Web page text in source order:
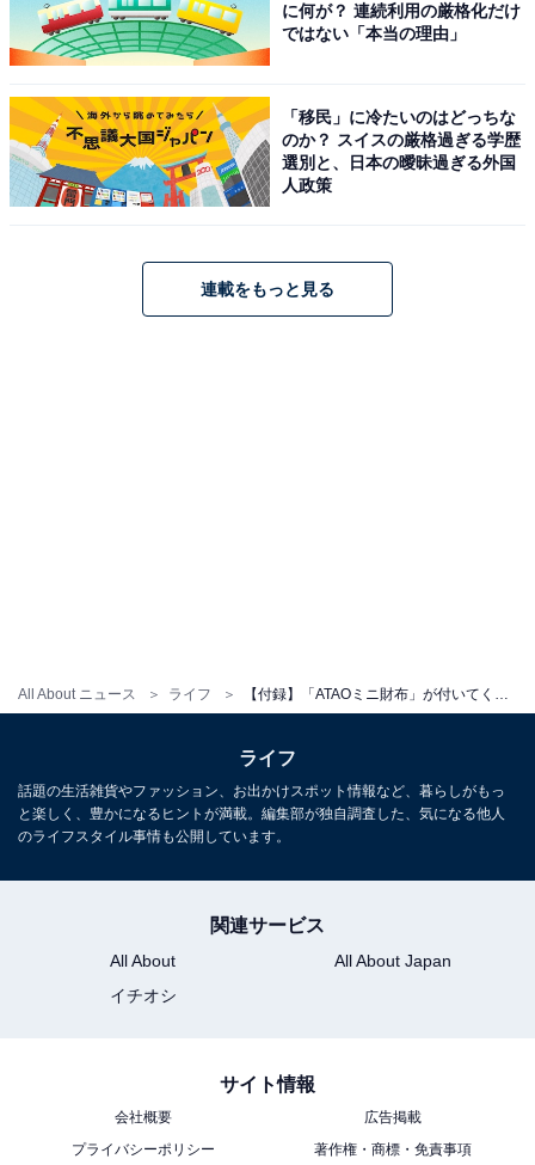
All About ニュース ライフ
手のひらサイズのコンパクトさでありながら、1万円札
が折らずにぴったり入る絶妙なサイズ設計が施されてい
Amazonで雑誌を見る
に何が？ 連続利用の厳格化だけ
ではない「本当の理由」
「移民」に冷たいのはどっちな
のか？ スイスの厳格過ぎる学歴
選別と、日本の曖昧過ぎる外国
人政策
連載をもっと見る
ライフ
話題の生活雑貨やファッション、お出かけスポット情報など、暮らしがもっ
と楽しく、豊かになるヒントが満載。編集部が独自調査した、気になる他人
のライフスタイル事情も公開しています。
関連サービス
All About
All About Japan
イチオシ
サイト情報
会社概要
広告掲載
プライバシーポリシー
著作権・商標・免責事項